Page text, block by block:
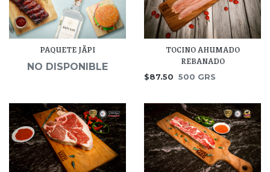
PAQUETE JÄPI
NO DISPONIBLE
TOCINO AHUMADO
REBANADO
$87.50 500 GRS